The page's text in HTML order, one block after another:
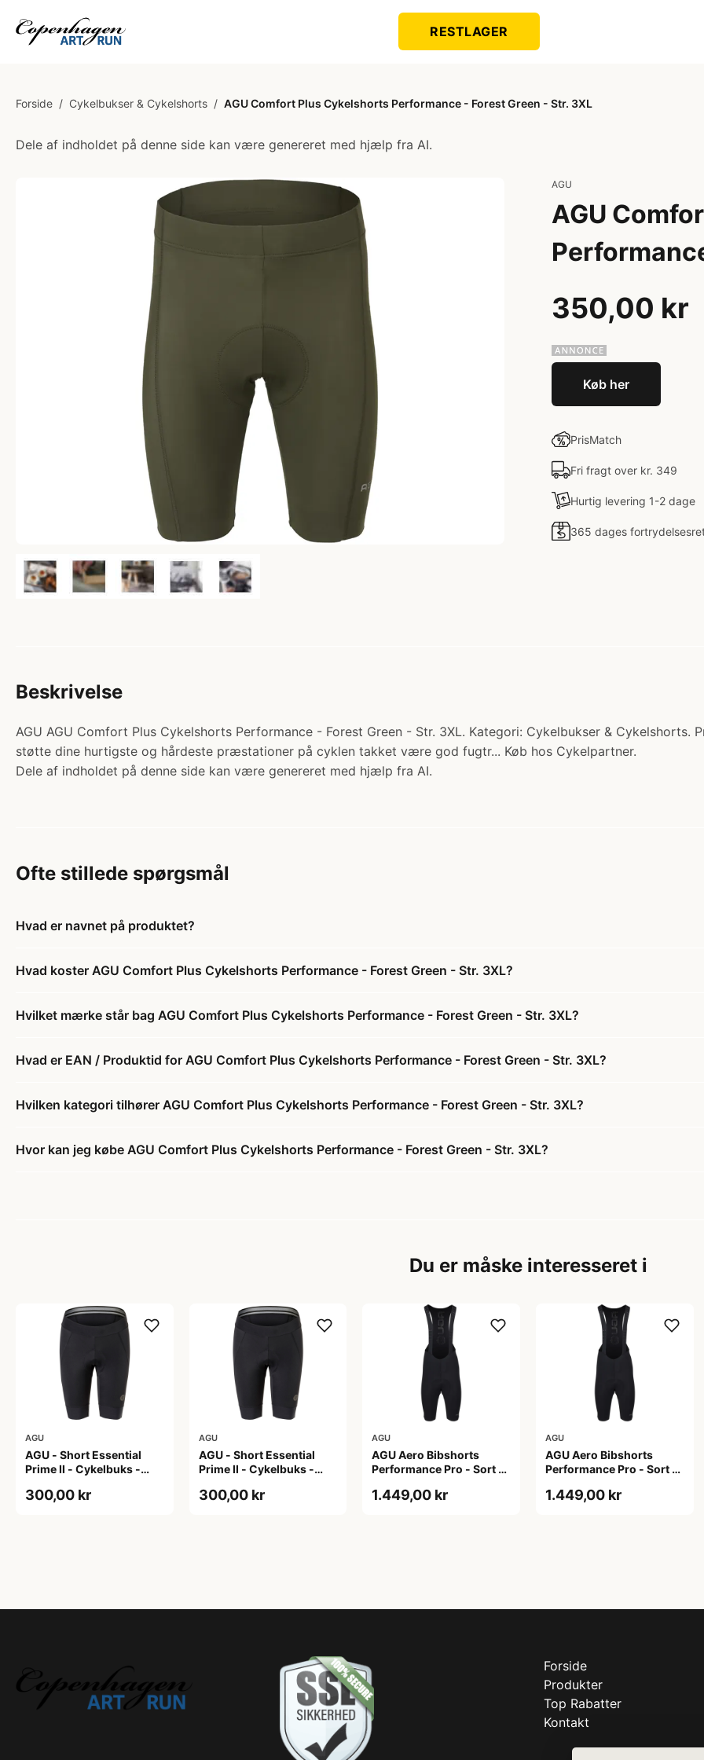
RESTLAGER
Forside / Cykelbukser & Cykelshorts / AGU Comfort Plus Cykelshorts Performance - Forest Green - Str. 3XL
Dele af indholdet på denne side kan være genereret med hjælp fra AI.
AGU
AGU
350,00 kr
Køb her
PrisMatch
Fri fragt over kr. 349
Hurtig levering 1-2 dage
365 dages
Beskrivelse
AGU AGU Comfort Plus Cykelshorts Performance - Forest Green - Str. 3XL. Kategori: Cykelbukser &
støtte dine hurtigste og hårdeste præstationer på cyklen takket være god fugtr... Køb hos Cykelpartner.
Dele af indholdet på denne side kan være genereret med hjælp fra AI.
Ofte stillede spørgsmål
Hvad er navnet på produktet?
Hvad koster AGU Comfort Plus Cykelshorts Performance - Forest Green - Str. 3XL?
Hvilket mærke står bag AGU Comfort Plus Cykelshorts Performance - Forest Green - Str. 3XL?
Hvad er EAN / Produktid for AGU Comfort Plus Cykelshorts Performance - Forest Green - Str. 3XL?
Hvilken kategori tilhører AGU Comfort Plus Cykelshorts Performance - Forest Green - Str. 3XL?
Hvor kan jeg købe AGU Comfort Plus Cykelshorts Performance - Forest Green - Str. 3XL?
Du er måske interesseret i
AGU
AGU - Short Essential
Prime II - Cykelbuks -
300,00 kr
AGU
AGU - Short Essential
Prime II - Cykelbuks -
300,00 kr
AGU
AGU Aero Bibshorts
Performance Pro - Sort -
1.449,00 kr
AGU
AGU Aero Bibshorts
Performance Pro - Sort -
1.449,00 kr
Forside
Produkter
Top Rabatter
Kontakt